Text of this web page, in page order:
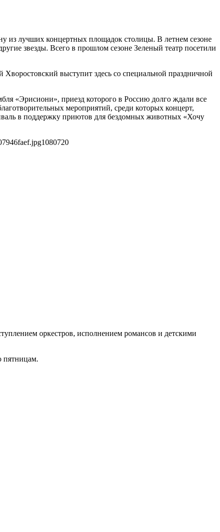
из лучших концертных площадок столицы. В летнем сезоне
звезды. Всего в прошлом сезоне Зеленый театр посетили
выступит здесь со специальной праздничной
«Эрисиони», приезд которого в Россию долго ждали все
мероприятий, среди которых концерт,
в поддержку приютов для бездомных животных «Хочу
1080720
оркестров, исполнением романсов и детскими
пятницам.